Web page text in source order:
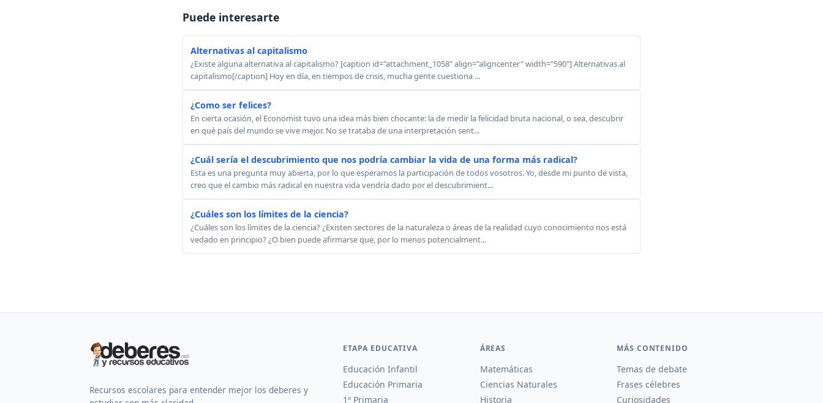
Puede interesarte
Alternativas al capitalismo
¿Existe alguna alternativa al capitalismo? [caption id="attachment_1058" align="aligncenter" width="590"] Alternativas al
capitalismo[/caption] Hoy en día, en tiempos de crisis, mucha gente cuestiona ...
¿Como ser felices?
En cierta ocasión, el Economist tuvo una idea más bien chocante: la de medir la felicidad bruta nacional, o sea, descubrir
en qué país del mundo se vive mejor. No se trataba de una interpretación sent...
¿Cuál sería el descubrimiento que nos podría cambiar la vida de una forma más radical?
Esta es una pregunta muy abierta, por lo que esperamos la participación de todos vosotros. Yo, desde mi punto de vista,
creo que el cambio más radical en nuestra vida vendría dado por el descubrimient...
¿Cuáles son los límites de la ciencia?
¿Cuáles son los límites de la ciencia? ¿Existen sectores de la naturaleza o áreas de la realidad cuyo conocimiento nos está
vedado en principio? ¿O bien puede afirmarse que, por lo menos potencialment...
Recursos escolares para entender mejor los deberes y
ETAPA EDUCATIVA
Educación Infantil
Educación Primaria
1º Primaria
ÁREAS
Matemáticas
Ciencias Naturales
Historia
MÁS CONTENIDO
Temas de debate
Frases célebres
Curiosidades